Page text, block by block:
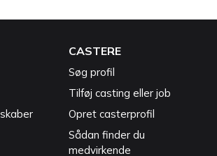
CASTERE
Søg profil
Tilføj casting eller job
Opret casterprofil
Sådan finder du
medvirkende